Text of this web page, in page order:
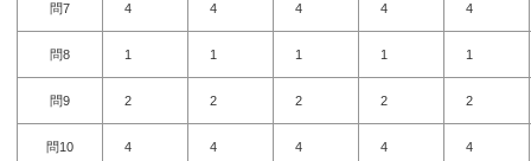
問7 4 4 4 4 4
問8 1 1 1 1 1
問9 2 2 2 2 2
問10 4 4 4 4 4